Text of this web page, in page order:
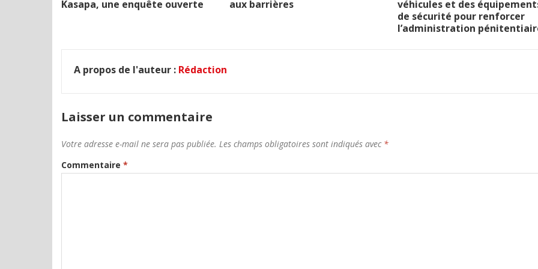
Kasapa, une enquête ouverte aux barrières
véhicules et des
de sécurité pour renforcer
l’administration
A propos de l'auteur : Rédaction
Laisser un commentaire
Votre adresse e-mail ne sera pas publiée. Les champs obligatoires sont indiqués avec *
Commentaire *